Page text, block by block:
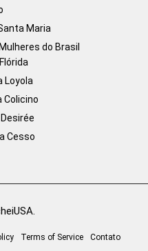
Maria
do Brasil
Loyola
Colicino
Cesso
Terms of Service Contato